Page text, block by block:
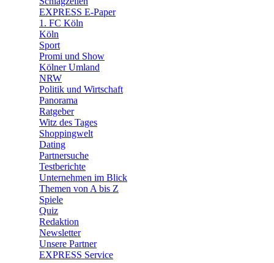
EXPRESS E-Paper
1. FC Köln
Köln
Sport
Promi und Show
Kölner Umland
NRW
Politik und Wirtschaft
Panorama
Ratgeber
Witz des Tages
Shoppingwelt
Dating
Partnersuche
Testberichte
Unternehmen im Blick
Themen von A bis Z
Spiele
Quiz
Redaktion
Newsletter
Unsere Partner
EXPRESS Service